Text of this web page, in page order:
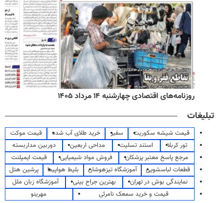
روزنامه‌های اقتصادی چهارشنبه ۱۴ مرداد ۱۴۰۵
تبلیغات
قیمت شیشه سکوریت سفیر خرید طلای آب شده
قیمت موکت
تور کربلا
استند تسلیت مداحی اربعین
دوربین مداربسته
مرجع پاسخ معتبر پزشکان
فروش مواد شیمیایی
قیمت ایمپلنت
قطعات لباسشویی
آموزشگاه تیزهوشان بلیط هواپیما
پرشین هتل
نمایندگی بوش در تهران
بهترین جراح بینی
آموزشگاه زبان ملل
قیمت و خرید سمعک نامرئی
مهرینو